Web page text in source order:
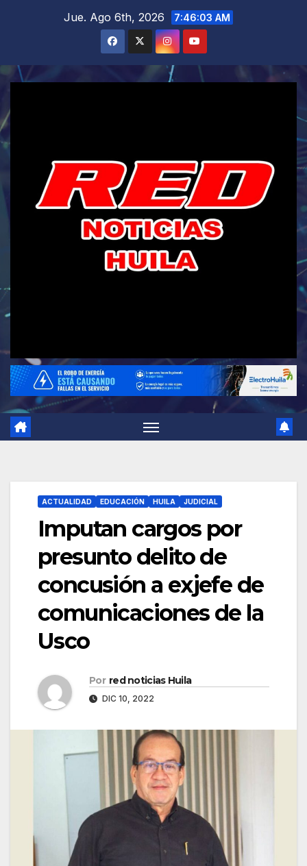
Jue. Ago 6th, 2026 7:46:04 AM
ACTUALIDAD EDUCACIÓN HUILA JUDICIAL
Imputan cargos por
presunto delito de
concusión a exjefe de
comunicaciones de la
Usco
Por red noticias Huila
DIC 10, 2022